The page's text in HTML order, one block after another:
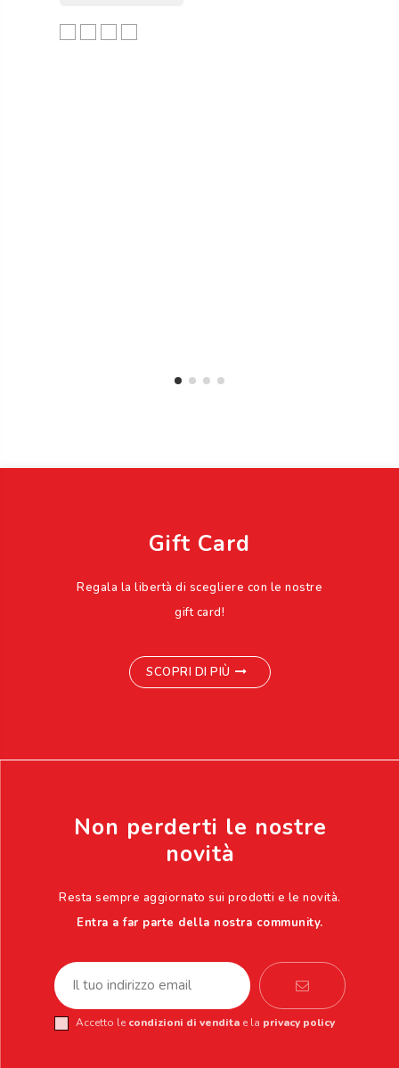
Bubble Pink
HoneyLimestone
Mouse Grey
Gift Card
Regala la libertà di scegliere con le nostre
gift card!
SCOPRI DI PIÙ
Non perderti le nostre
novità
Resta sempre aggiornato sui prodotti e le novità.
Entra a far parte della nostra community.
Accetto le condizioni di venditae la privacy policy